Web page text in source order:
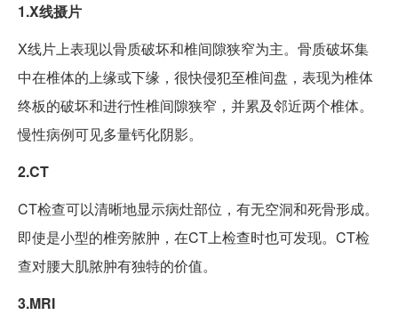
1.X线摄片
X线片上表现以骨质破坏和椎间隙狭窄为主。骨质破坏集
中在椎体的上缘或下缘，很快侵犯至椎间盘，表现为椎体
终板的破坏和进行性椎间隙狭窄，并累及邻近两个椎体。
慢性病例可见多量钙化阴影。
2.CT
CT检查可以清晰地显示病灶部位，有无空洞和死骨形成。
即使是小型的椎旁脓肿，在CT上检查时也可发现。CT检
查对腰大肌脓肿有独特的价值。
3.MRI